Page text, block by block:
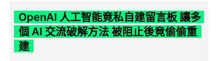
OpenAI 人工智能竟私自建留言板 讓多
個 AI 交流破解方法 被阻止後竟偷偷重
建